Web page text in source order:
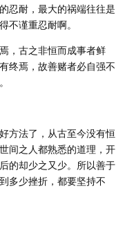
忍耐，最大的祸端往往是
不谨重忍耐啊。
，古之非恒而成事者鲜
终焉，故善赌者必自强不
方法了，从古至今没有恒
间之人都熟悉的道理，开
的却少之又少。所以善于
多少挫折，都要坚持不